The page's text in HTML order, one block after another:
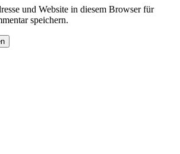
und Website in diesem Browser für
speichern.